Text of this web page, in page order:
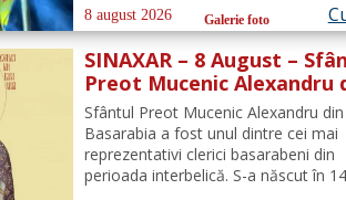
adunat în acest colț de natură,
bucurându-se de noaptea
peisajul unei oaze verzi,...
8 august 2026 Galerie foto
SINAXAR – 8 August –
Preot Mucenic Alexandru
Basarabia
Sfântul Preot Mucenic Alexandru din
Basarabia a fost unul dintre cei mai
reprezentativi clerici basarabeni din
perioada interbelică. S-a născut în 14